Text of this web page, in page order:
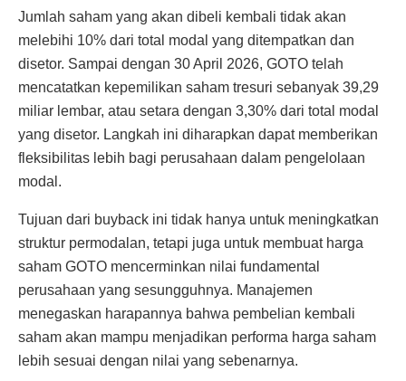
Jumlah saham yang akan dibeli kembali tidak akan
melebihi 10% dari total modal yang ditempatkan dan
disetor. Sampai dengan 30 April 2026, GOTO telah
mencatatkan kepemilikan saham tresuri sebanyak 39,29
miliar lembar, atau setara dengan 3,30% dari total modal
yang disetor. Langkah ini diharapkan dapat memberikan
fleksibilitas lebih bagi perusahaan dalam pengelolaan
modal.
Tujuan dari buyback ini tidak hanya untuk meningkatkan
struktur permodalan, tetapi juga untuk membuat harga
saham GOTO mencerminkan nilai fundamental
perusahaan yang sesungguhnya. Manajemen
menegaskan harapannya bahwa pembelian kembali
saham akan mampu menjadikan performa harga saham
lebih sesuai dengan nilai yang sebenarnya.